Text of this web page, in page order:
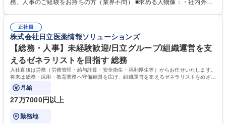
務、人事のご経験をお持ちの方（業界不問） ■求める人物像：・社内外の
正社員
株式会社日立医薬情報ソリューションズ
【総務・人事】未経験歓迎/日立グループ/組織運営を支
えるゼネラリストを目指す 総務
入社直後は労務（労務管理・給与計算・安全衛生・福利厚生等）からお任せいたします。
将来は総務・採用・教育業務へ守備範囲を広げ、組織運営を支えるゼネラリストをめざせ
ます。
月給
27万7000円以上
勤務地